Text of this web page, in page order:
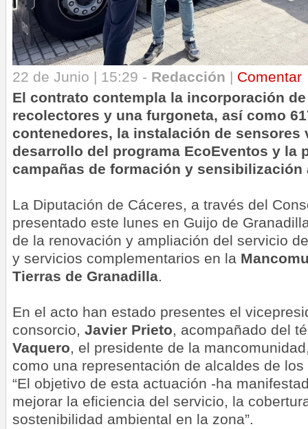
22 de Junio | 15:29 - Redacción | Comentar
El contrato contempla la incorporación
recolectores y una furgoneta, así como
contenedores, la instalación de sensores
desarrollo del programa EcoEventos y la
campañas de formación y sensibilización
La Diputación de Cáceres, a través del
presentado este lunes en Guijo de
de la renovación y ampliación del servicio
y servicios complementarios en la
Tierras de Granadilla.
En el acto han estado presentes el
consorcio, Javier Prieto, acompañado del
Vaquero, el presidente de la
como una representación de alcaldes de
“El objetivo de esta actuación -ha
mejorar la eficiencia del servicio, la
sostenibilidad ambiental en la zona”.